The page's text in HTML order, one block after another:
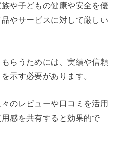
や子どもの健康や安全を優
やサービスに対して厳しい
らうためには、実績や信頼
示す必要があります。
のレビューや口コミを活用
感を共有すると効果的で